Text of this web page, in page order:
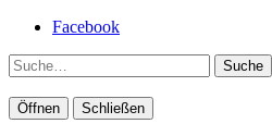
Facebook
Suche
Öffnen Schließen